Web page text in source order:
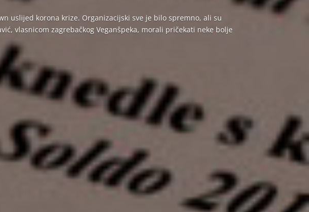
uslijed korona krize. Organizacijski sve je bilo spremno, ali su
vlasnicom zagrebačkog Veganšpeka, morali pričekati neke bolje